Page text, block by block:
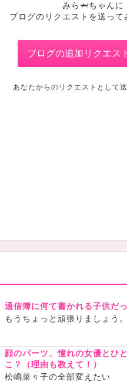
みら🦈ちゃんに
ブログのリクエストを送って
ブログの追加リクエス
あなたからのリクエストとして送
通信簿に何て書かれる子供だ
もうちょっと頑張りましょう
顔のパーツ、憧れの女優とひ
こ？（理由も教えて！）
松嶋菜々子の全部変えたい